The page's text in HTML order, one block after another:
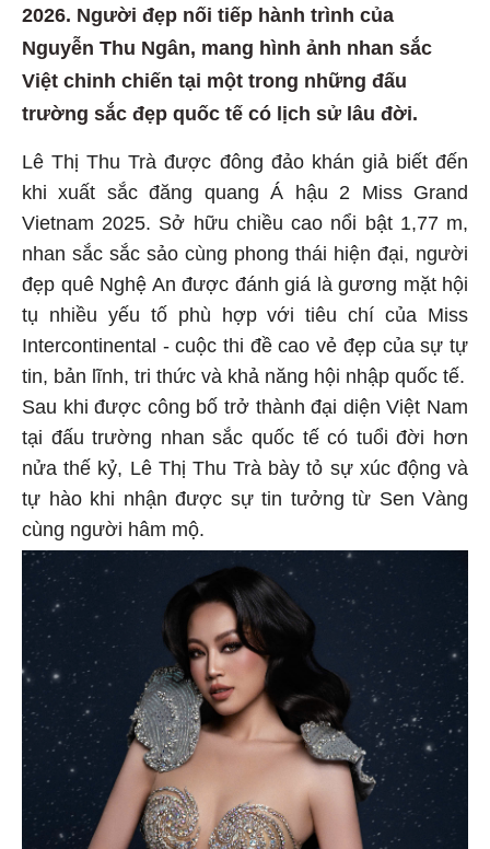
2026. Người đẹp nối tiếp hành trình của
Nguyễn Thu Ngân, mang hình ảnh nhan sắc
Việt chinh chiến tại một trong những đấu
trường sắc đẹp quốc tế có lịch sử lâu đời.
Lê Thị Thu Trà được đông đảo khán giả biết đến
khi xuất sắc đăng quang Á hậu 2 Miss Grand
Vietnam 2025. Sở hữu chiều cao nổi bật 1,77 m,
nhan sắc sắc sảo cùng phong thái hiện đại, người
đẹp quê Nghệ An được đánh giá là gương mặt hội
tụ nhiều yếu tố phù hợp với tiêu chí của Miss
Intercontinental - cuộc thi đề cao vẻ đẹp của sự tự
tin, bản lĩnh, tri thức và khả năng hội nhập quốc tế.
Sau khi được công bố trở thành đại diện Việt Nam
tại đấu trường nhan sắc quốc tế có tuổi đời hơn
nửa thế kỷ, Lê Thị Thu Trà bày tỏ sự xúc động và
tự hào khi nhận được sự tin tưởng từ Sen Vàng
cùng người hâm mộ.